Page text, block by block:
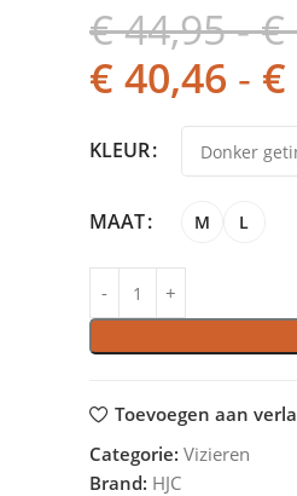
€44,95-€
€ 40,46 - €
KLEUR
MAAT M L
Toevoegen aan
Categorie: Vizieren
Brand: HJC